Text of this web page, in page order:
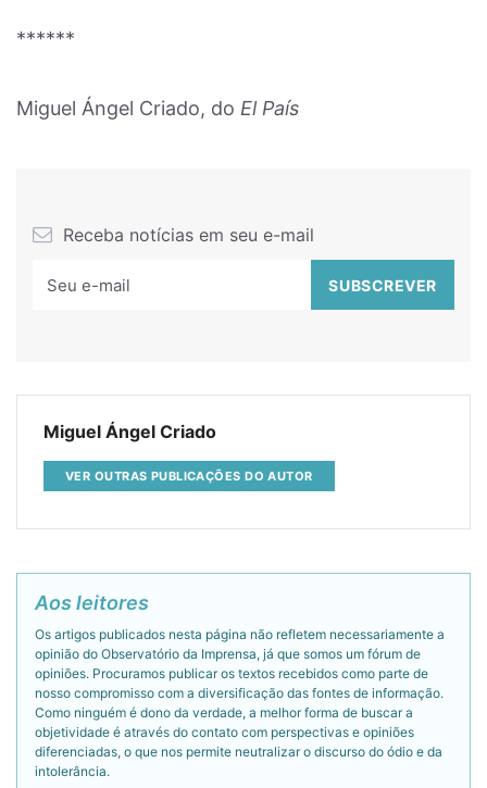
******
Miguel Ángel Criado, do El País
Receba notícias em seu e-mail
Miguel Ángel Criado
VER OUTRAS PUBLICAÇÕES DO AUTOR
Aos leitores
Os artigos publicados nesta página não refletem necessariamente a
opinião do Observatório da Imprensa, já que somos um fórum de
opiniões. Procuramos publicar os textos recebidos como parte de
nosso compromisso com a diversificação das fontes de informação.
Como ninguém é dono da verdade, a melhor forma de buscar a
objetividade é através do contato com perspectivas e opiniões
diferenciadas, o que nos permite neutralizar o discurso do ódio e da
intolerância.